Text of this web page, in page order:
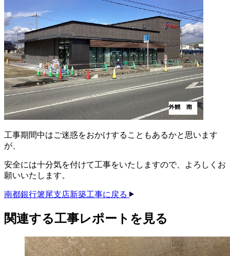
工事期間中はご迷惑をおかけすることもあるかと思います
が、
安全には十分気を付けて工事をいたしますので、よろしくお
願いいたします。
南都銀行箸尾支店新築工事に戻る
関連する​工事レポートを​見る​